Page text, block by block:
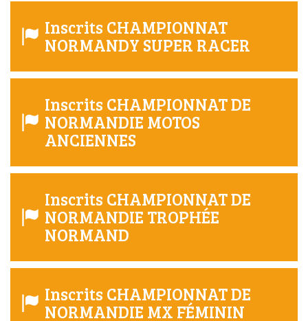
Inscrits CHAMPIONNAT
NORMANDY SUPER RACER
Inscrits CHAMPIONNAT DE
NORMANDIE MOTOS
ANCIENNES
Inscrits CHAMPIONNAT DE
NORMANDIE TROPHÉE
NORMAND
Inscrits CHAMPIONNAT DE
NORMANDIE MX FÉMININ